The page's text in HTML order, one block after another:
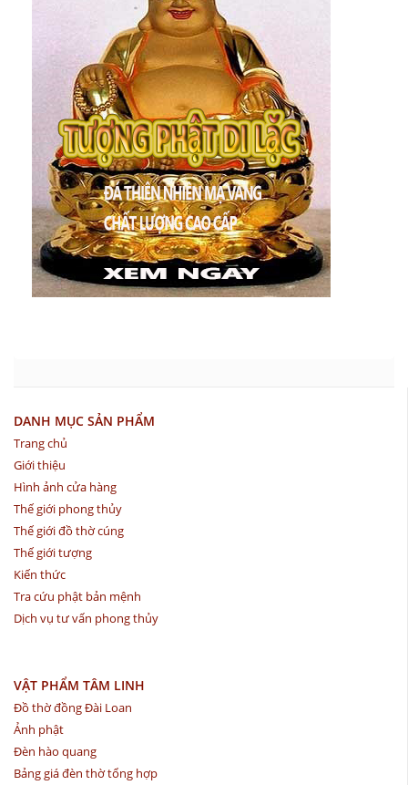
DANH MỤC SẢN PHẨM
Trang chủ
Giới thiệu
Hình ảnh cửa hàng
Thế giới phong thủy
Thế giới đồ thờ cúng
Thế giới tượng
Kiến thức
Tra cứu phật bản mệnh
Dịch vụ tư vấn phong thủy
VẬT PHẨM TÂM LINH
Đồ thờ đồng Đài Loan
Ảnh phật
Đèn hào quang
Bảng giá đèn thờ tổng hợp